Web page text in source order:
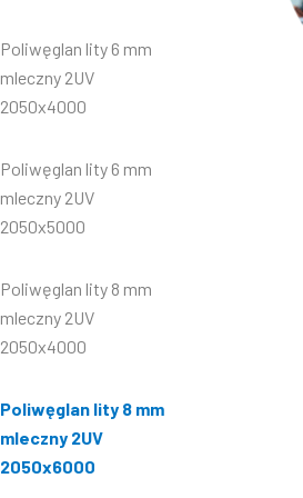
Poliwęglan lity 6 mm
mleczny 2UV
2050x4000
Poliwęglan lity 6 mm
mleczny 2UV
2050x5000
Poliwęglan lity 8 mm
mleczny 2UV
2050x4000
Poliwęglan lity 8 mm
mleczny 2UV
2050x6000